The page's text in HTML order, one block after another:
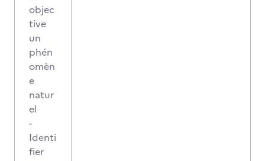
objec
tive
un
phén
omèn
e
natur
el
-
Identi
fier